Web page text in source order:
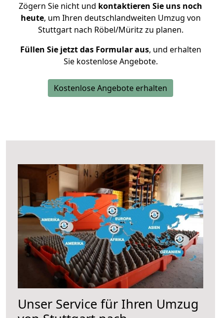
Zögern Sie nicht und kontaktieren Sie uns noch
heute, um Ihren deutschlandweiten Umzug von
Stuttgart nach Röbel/Müritz zu planen.
Füllen Sie jetzt das Formular aus, und erhalten
Sie kostenlose Angebote.
Kostenlose Angebote erhalten
Unser Service für Ihren Umzug